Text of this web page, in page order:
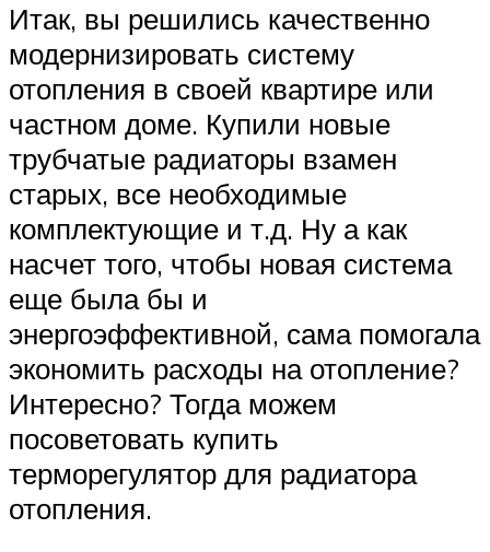
Итак, вы решились качественно
модернизировать систему
отопления в своей квартире или
частном доме. Купили новые
трубчатые радиаторы взамен
старых, все необходимые
комплектующие и т.д. Ну а как
насчет того, чтобы новая система
еще была бы и
энергоэффективной, сама помогала
экономить расходы на отопление?
Интересно? Тогда можем
посоветовать купить
терморегулятор для радиатора
отопления.